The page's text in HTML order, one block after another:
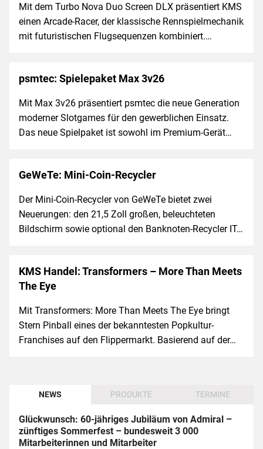
Mit dem Turbo Nova Duo Screen DLX präsentiert KMS
einen Arcade-Racer, der klassische Rennspielmechanik
mit futuristischen Flugsequenzen kombiniert.…
psmtec: Spielepaket Max 3v26
Mit Max 3v26 präsentiert psmtec die neue Generation
moderner Slotgames für den gewerblichen Einsatz.
Das neue Spielpaket ist sowohl im Premium-Gerät…
GeWeTe: Mini-Coin-Recycler
Der Mini-Coin-Recycler von GeWeTe bietet zwei
Neuerungen: den 21,5 Zoll großen, beleuchteten
Bildschirm sowie optional den Banknoten-Recycler IT…
KMS Handel: Transformers – More Than Meets
The Eye
Mit Transformers: More Than Meets The Eye bringt
Stern Pinball eines der bekanntesten Popkultur-
Franchises auf den Flippermarkt. Basierend auf der…
NEWS PRODUKTE TERMINE
Glückwunsch: 60-jähriges Jubiläum von Admiral –
zünftiges Sommerfest – bundesweit 3 000
Mitarbeiterinnen und Mitarbeiter